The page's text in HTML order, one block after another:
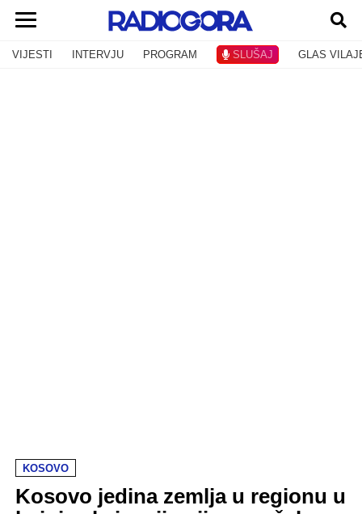
VIJESTI INTERVJU PROGRAM SLUŠAJ GLAS
KOSOVO
Kosovo jedina zemlja u regionu u